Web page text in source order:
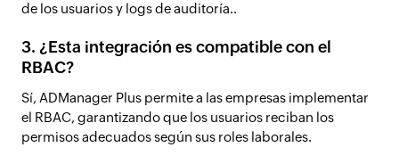
de los usuarios y logs de auditoría..
3. ¿Esta integración es compatible con el
RBAC?
Sí, ADManager Plus permite a las empresas implementar
el RBAC, garantizando que los usuarios reciban los
permisos adecuados según sus roles laborales.